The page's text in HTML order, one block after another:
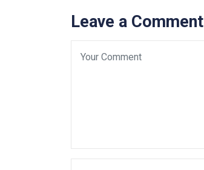
Leave a Comment